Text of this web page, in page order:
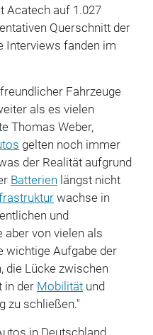
Acatech auf 1.027
Querschnitt der
Interviews fanden im
Fahrzeuge
als es vielen
Thomas Weber,
gelten noch immer
der Realität aufgrund
Batterien längst nicht
wachse in
und
aber von vielen als
wichtige Aufgabe der
die Lücke zwischen
in der Mobilitätund
zu schließen."
in Deutschland